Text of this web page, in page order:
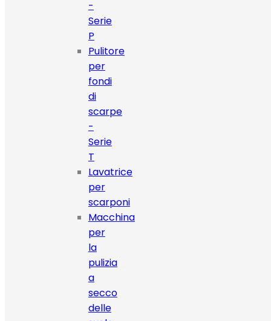
-
Serie
P
Pulitore
per
fondi
di
scarpe
-
Serie
T
Lavatrice
per
scarponi
Macchina
per
la
pulizia
a
secco
delle